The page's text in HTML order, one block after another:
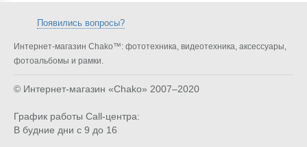
Появились вопросы?
Интернет-магазин Chako™: фототехника, видеотехника, аксессуары,
фотоальбомы и рамки.
© Интернет-магазин «Chako» 2007–2020
График работы Call-центра:
В будние дни с 9 до 16